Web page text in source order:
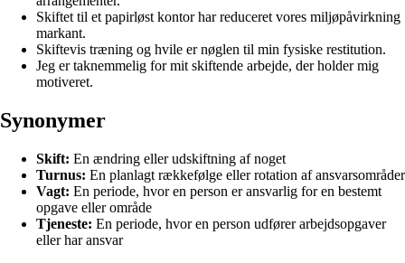
Skiftet til et papirløst kontor har reduceret vores miljøpåvirkning
markant.
Skiftevis træning og hvile er nøglen til min fysiske restitution.
Jeg er taknemmelig for mit skiftende arbejde, der holder mig
motiveret.
Synonymer
Skift: En ændring eller udskiftning af noget
Turnus: En planlagt rækkefølge eller rotation af ansvarsområder
Vagt: En periode, hvor en person er ansvarlig for en bestemt
opgave eller område
Tjeneste: En periode, hvor en person udfører arbejdsopgaver
eller har ansvar